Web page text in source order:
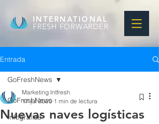
INTERNATIONAL
FRESH FORWARDER
Entrada
GoFreshNews
Infografias
GoFreshNews
Nuevas naves logísticas
Marketing Intfresh
17 jul 2020 1 min de lectura